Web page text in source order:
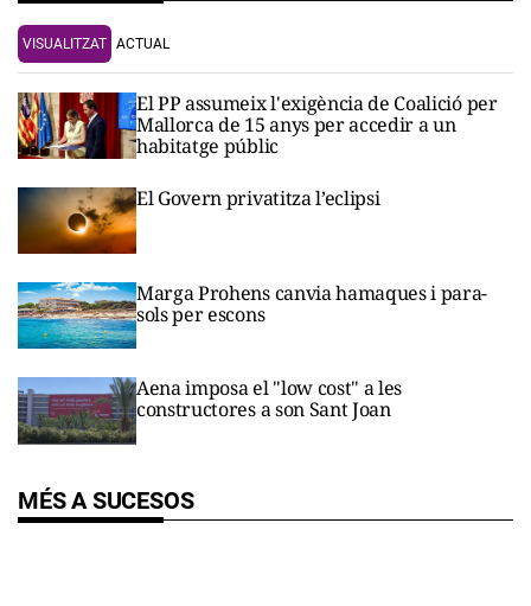
VISUALITZAT ACTUAL
El PP assumeix l'exigència de Coalició per
Mallorca de 15 anys per accedir a un
habitatge públic
El Govern privatitza l’eclipsi
Marga Prohens canvia hamaques i para-
sols per escons
Aena imposa el "low cost" a les
constructores a son Sant Joan
MÉS A SUCESOS